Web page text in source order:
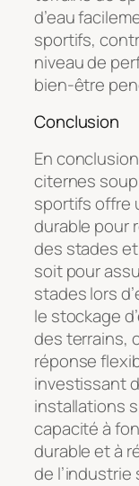
d’eau
sportifs,
niveau de
bien-être
Conclusion
En
citernes
sportifs offre
durable pour
des stades
soit pour
stades lors
le stockage
des terrains,
réponse
investissant
installations
capacité à
durable et à
de l’industrie